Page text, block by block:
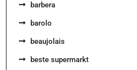
barbera
barolo
beaujolais
beste supermarkt